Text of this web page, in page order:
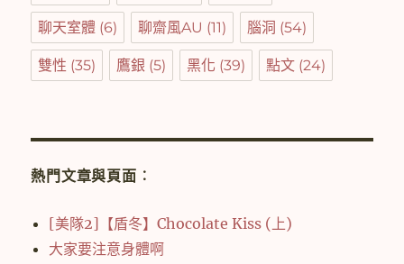
聊天室體 (6) 聊齋風AU (11) 腦洞 (54)
雙性 (35) 鷹銀 (5) 黑化 (39) 點文 (24)
熱門文章與頁面︰
[美隊2]【盾冬】Chocolate Kiss (上)
大家要注意身體啊